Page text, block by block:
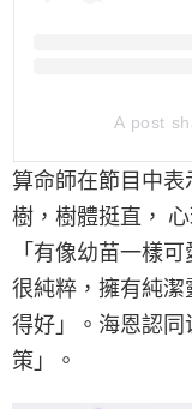
A post
算命師在節目中
樹，樹體挺直，
「有像幼苗一樣
很純粹，擁有純
得好」。海恩認
策」。